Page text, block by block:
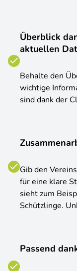
Überblick
aktuellen
Behalte den
wichtige
sind dank der
Gib den
für eine klare
sieht zum
Schützlinge.
Passend